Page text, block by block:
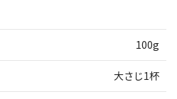
100g
大さじ1杯